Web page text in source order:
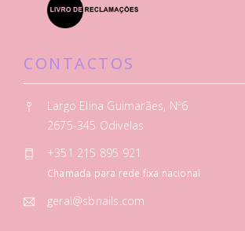
CONTACTOS
Largo Elina Guimarães, Nº6
2675-345 Odivelas
+351 215 895 921
Chamada para rede fixa nacional
geral@sbnails.com